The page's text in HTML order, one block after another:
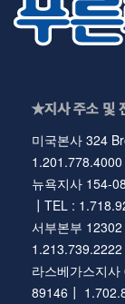
★지사 주소 및
미국본사 324
1.201.778.4000
뉴욕지사 154-
┃TEL :
서부본부
1.213.739.2222
라스베가스지
89146┃